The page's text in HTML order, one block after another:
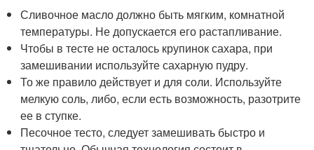
Сливочное масло должно быть мягким, комнатной
температуры. Не допускается его растапливание.
Чтобы в тесте не осталось крупинок сахара, при
замешивании используйте сахарную пудру.
То же правило действует и для соли. Используйте
мелкую соль, либо, если есть возможность, разотрите
ее в ступке.
Песочное тесто, следует замешивать быстро и